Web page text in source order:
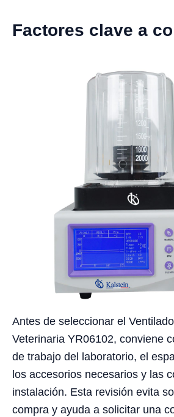
Factores clave a
Antes de seleccionar el
Veterinaria YR06102, conviene
de trabajo del laboratorio, el
los accesorios necesarios y las
instalación. Esta revisión evita
compra y ayuda a solicitar una